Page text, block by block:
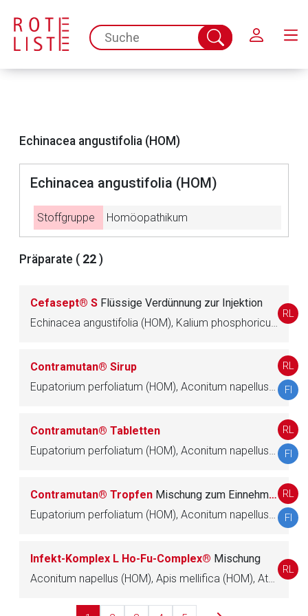
spc.search.input.placeholder
Suche
abschicken
Echinacea angustifolia (HOM)
Echinacea angustifolia (HOM)
Stoffgruppe Homöopathikum
Präparate ( 22 )
Cefasept® S Flüssige Verdünnung zur Injektion
Echinacea angustifolia (HOM), Kalium phosphoricum (HOM), Lachesis (HOM)
RL
Contramutan® Sirup
Eupatorium perfoliatum (HOM), Aconitum napellus (HOM), Atropa belladonna (HOM), Echinacea angustifolia (HOM)
RL
FI
Contramutan® Tabletten
Eupatorium perfoliatum (HOM), Aconitum napellus (HOM), Atropa belladonna (HOM), Echinacea angustifolia (HOM)
RL
FI
Contramutan® Tropfen Mischung zum Einnehmen
Eupatorium perfoliatum (HOM), Aconitum napellus (HOM), Atropa belladonna (HOM), Echinacea angustifolia (HOM)
RL
FI
Infekt-Komplex L Ho-Fu-Complex® Mischung
Aconitum napellus (HOM), Apis mellifica (HOM), Atropa belladonna (HOM), Echinacea angustifolia (HOM), Gelsemium sempervirens (HOM), Guaiacum (HOM), Kalium iodatum (HOM)
RL
Aufruf einer externen Seite
Seite. Für die Inhalte der externen Web-Seite ist deren
Betreiber verantwortlich. Ebenso gelten dort ggf. andere
Zurück zur rote-liste.de Zur Seite